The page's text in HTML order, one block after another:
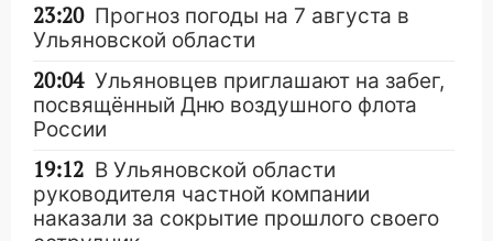
23:20 Прогноз погоды на 7 августа в
Ульяновской области
20:04 Ульяновцев приглашают на забег,
посвящённый Дню воздушного флота
России
19:12 В Ульяновской области
руководителя частной компании
наказали за сокрытие прошлого своего